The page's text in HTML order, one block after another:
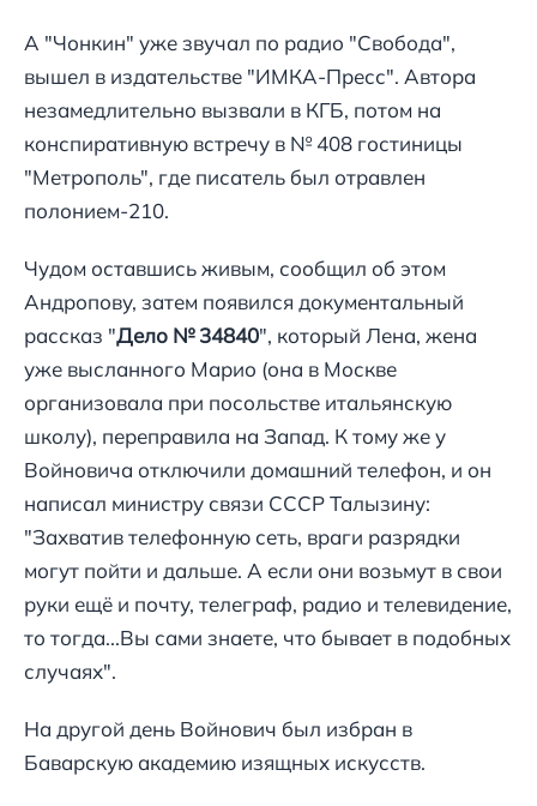
А "Чонкин" уже звучал по радио "Свобода",
вышел в издательстве "ИМКА-Пресс". Автора
незамедлительно вызвали в КГБ, потом на
конспиративную встречу в № 408 гостиницы
"Метрополь", где писатель был отравлен
полонием-210.
Чудом оставшись живым, сообщил об этом
Андропову, затем появился документальный
рассказ "Дело № 34840", который Лена, жена
уже высланного Марио (она в Москве
организовала при посольстве итальянскую
школу), переправила на Запад. К тому же у
Войновича отключили домашний телефон, и он
написал министру связи СССР Талызину:
"Захватив телефонную сеть, враги разрядки
могут пойти и дальше. А если они возьмут в свои
руки ещё и почту, телеграф, радио и телевидение,
то тогда...Вы сами знаете, что бывает в подобных
случаях".
На другой день Войнович был избран в
Баварскую академию изящных искусств.